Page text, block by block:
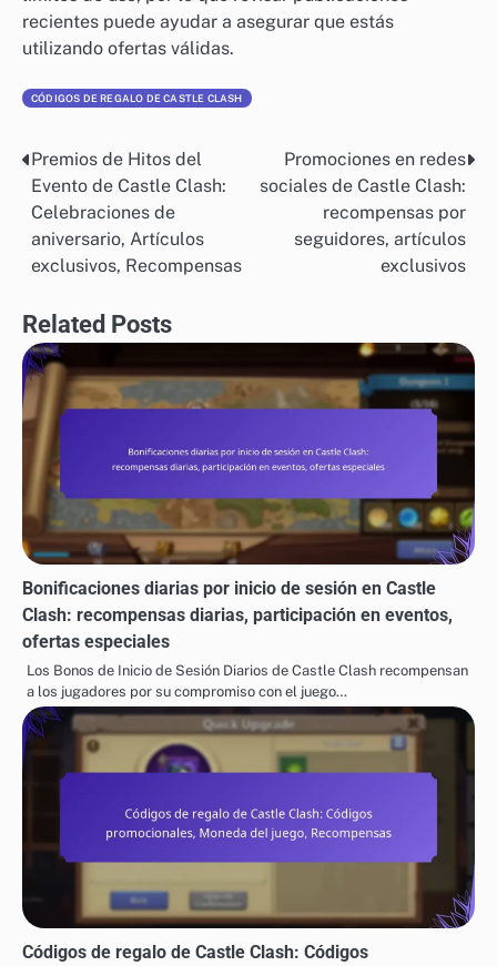
recientes puede ayudar a asegurar que estás
utilizando ofertas válidas.
CÓDIGOS DE REGALO DE CASTLE CLASH
Post
navigation
Premios de Hitos del
Evento de Castle Clash:
Celebraciones de
aniversario, Artículos
exclusivos, Recompensas
Promociones en redes
sociales de Castle Clash:
recompensas por
seguidores, artículos
exclusivos
Related Posts
Bonificaciones diarias por inicio de sesión en Castle
Clash: recompensas diarias, participación en eventos,
ofertas especiales
Los Bonos de Inicio de Sesión Diarios de Castle Clash recompensan
a los jugadores por su compromiso con el juego…
Códigos de regalo de Castle Clash: Códigos